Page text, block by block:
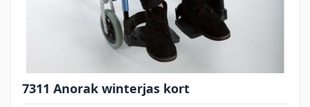
7311 Anorak winterjas kort